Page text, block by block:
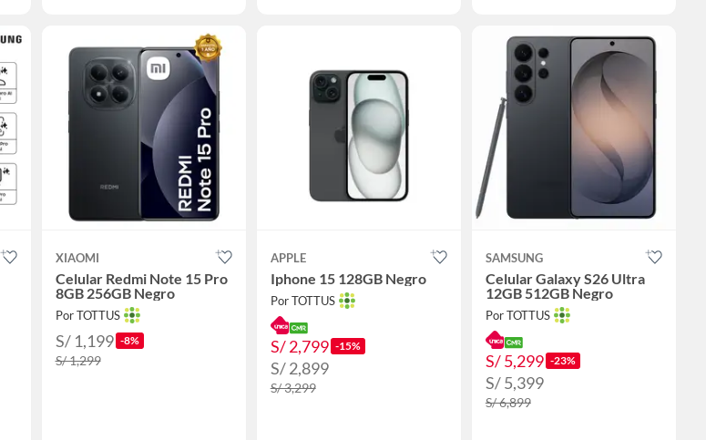
XIAOMI
Celular Redmi Note 15 Pro
8GB 256GB Negro
Por TOTTUS
S/ 1,199 -8%
S/ 1,299
APPLE
Iphone 15 128GB Negro
Por TOTTUS
S/ 2,799 -15%
S/ 2,899
S/ 3,299
SAMSUNG
Celular Galaxy S26 Ultra
12GB 512GB Negro
Por TOTTUS
S/ 5,299 -23%
S/ 5,399
S/ 6,899